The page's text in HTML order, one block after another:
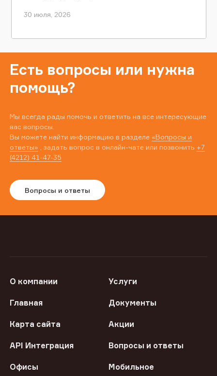
30 июля, 2026
Есть вопросы или нужна
помощь?
Мы всегда рады помочь и ответить на все интересующие
вас вопросы.
Вы можете найти информацию в разделе «Вопросы и
ответы» , задать вопрос в онлайн-чате или позвонить +7
(4212) 41-47-35
Вопросы и ответы
О компании Услуги
Главная Документы
Карта сайта Акции
API Интеграция Вопросы и ответы
Офисы
Мобильное